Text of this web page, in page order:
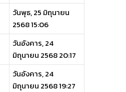
วันพุธ, 25 มิถุนายน
2568 15:06
วันอังคาร, 24
มิถุนายน 2568 20:17
วันอังคาร, 24
มิถุนายน 2568 19:27